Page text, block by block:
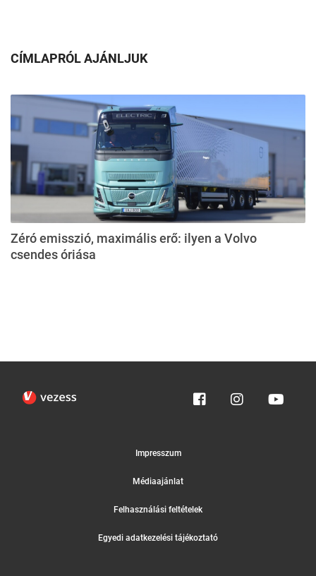
CÍMLAPRÓL AJÁNLJUK
Zéró emisszió, maximális erő: ilyen a Volvo
csendes óriása
Impresszum
Médiaajánlat
Felhasználási feltételek
Egyedi adatkezelési tájékoztató